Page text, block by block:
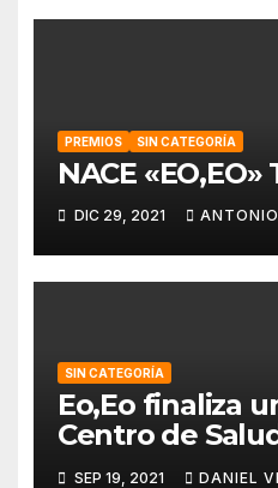
PREMIOS SIN CATEGORÍA
NACE «EO,EO»
DIC 29, 2021
SIN CATEGORÍA
Eo,Eo finaliza
Centro de
de la Torre.
SEP 19, 2021 DANIEL